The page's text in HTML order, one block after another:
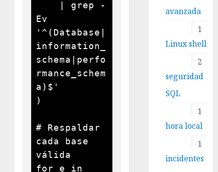
Ev
'^(Database|
information_
schema|perfo
rmance_schem
a)$'
)
# Respaldar
cada base
válida
for e in
avanzada
1
Linux shell
2
seguridad
SQL
1
hora local
1
incidentes